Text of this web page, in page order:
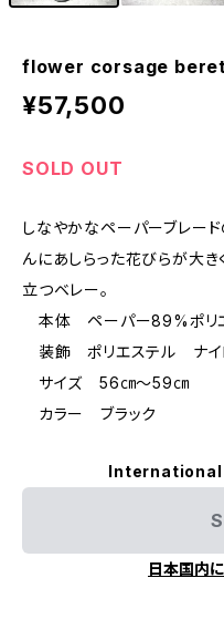
flower corsage beret (
¥57,500
SOLD OUT
しなやかなペーパーブレード
んにあしらった花びらが大き
立つベレー。
本体 ペーパー89%ポリ
装飾 ポリエステル ナイ
サイズ 56㎝～59㎝
カラー ブラック
日本国内